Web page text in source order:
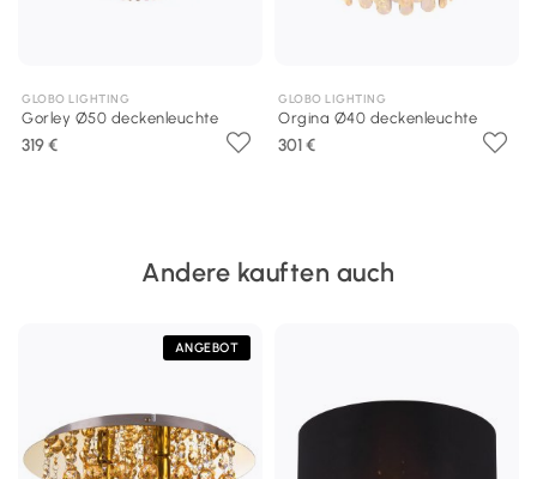
GLOBO LIGHTING
Gorley Ø50 deckenleuchte
319 €
GLOBO LIGHTING
Orgina Ø40 deckenleuchte
301 €
Andere kauften auch
ANGEBOT